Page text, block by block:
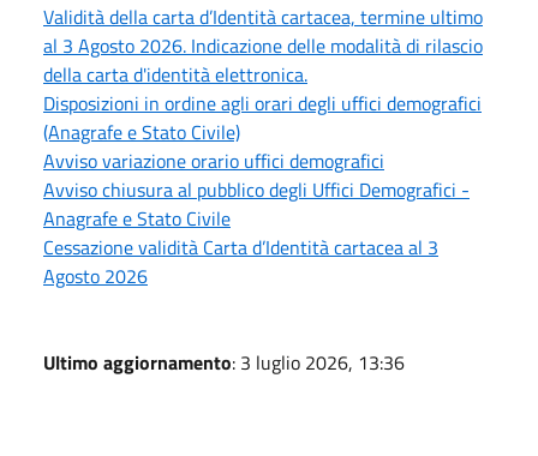
Validità della carta d’Identità cartacea, termine ultimo
al 3 Agosto 2026. Indicazione delle modalità di rilascio
della carta d'identità elettronica.
Disposizioni in ordine agli orari degli uffici demografici
(Anagrafe e Stato Civile)
Avviso variazione orario uffici demografici
Avviso chiusura al pubblico degli Uffici Demografici -
Anagrafe e Stato Civile
Cessazione validità Carta d’Identità cartacea al 3
Agosto 2026
Ultimo aggiornamento: 3 luglio 2026, 13:36